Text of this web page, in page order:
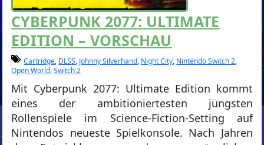
CYBERPUNK 2077: ULTIMATE
EDITION – VORSCHAU
Cartridge, DLSS, Johnny Silverhand, Night City, Nintendo Switch 2,
Open World,Switch 2
Mit Cyberpunk 2077: Ultimate Edition kommt
eines der ambitioniertesten jüngsten
Rollenspiele im Science-Fiction-Setting auf
Nintendos neueste Spielkonsole. Nach Jahren